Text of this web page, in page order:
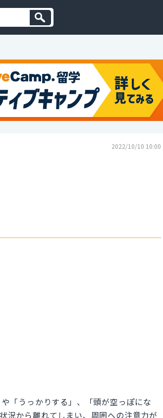
2022/10/10 10:00
「うっかりする」、「頭が空っぽにな
況から離れてしまい、周囲への注意力が